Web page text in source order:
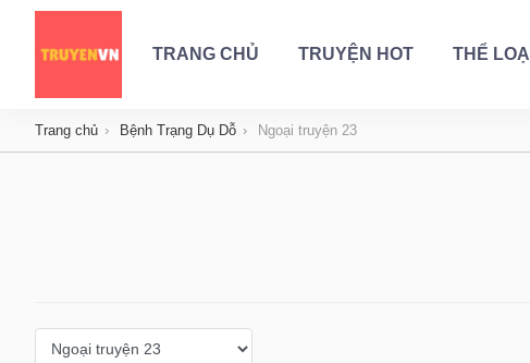
TRANG CHỦ TRUYỆN HOT THỂ LOẠI
Trang chủ Bệnh Trạng Dụ Dỗ Ngoại truyện 23